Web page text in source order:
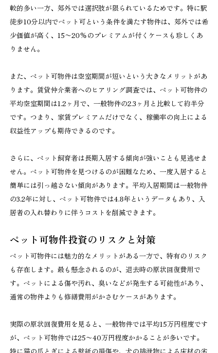
較的多い一方、郊外では選択肢が限られているためです。特に駅
徒歩10分以内でペット可という条件を満たす物件は、郊外では希
少価値が高く、15〜20%のプレミアムが付くケースも珍しくあ
りません。
また、ペット可物件は空室期間が短いという大きなメリットがあ
ります。賃貸仲介業者へのヒアリング調査では、ペット可物件の
平均空室期間は1.2ヶ月で、一般物件の2.3ヶ月と比較して約半分
です。つまり、家賃プレミアムだけでなく、稼働率の向上による
収益性アップも期待できるのです。
さらに、ペット飼育者は長期入居する傾向が強いことも見逃せま
せん。ペット可物件を見つけるのが困難なため、一度入居すると
簡単には引っ越さない傾向があります。平均入居期間は一般物件
の3.2年に対し、ペット可物件では4.8年というデータもあり、入
居者の入れ替わりに伴うコストを削減できます。
ペット可物件投資のリスクと対策
ペット可物件には魅力的なメリットがある一方で、特有のリスク
も存在します。最も懸念されるのが、退去時の原状回復費用で
す。ペットによる傷や汚れ、臭いなどが発生する可能性があり、
通常の物件よりも修繕費用がかさむケースがあります。
実際の原状回復費用を見ると、一般物件では平均15万円程度です
が、ペット可物件では25〜40万円程度かかることが多いです。